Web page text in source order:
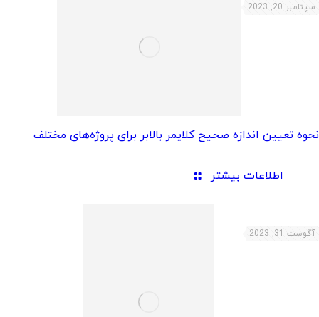
سپتامبر 20, 2023
نحوه تعیین اندازه صحیح کلایمر بالابر برای پروژه‌های مختلف
اطلاعات بیشتر
آگوست 31, 2023